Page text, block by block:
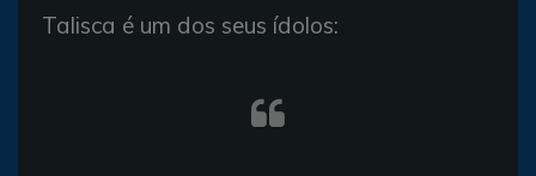
Talisca é um dos seus ídolos: